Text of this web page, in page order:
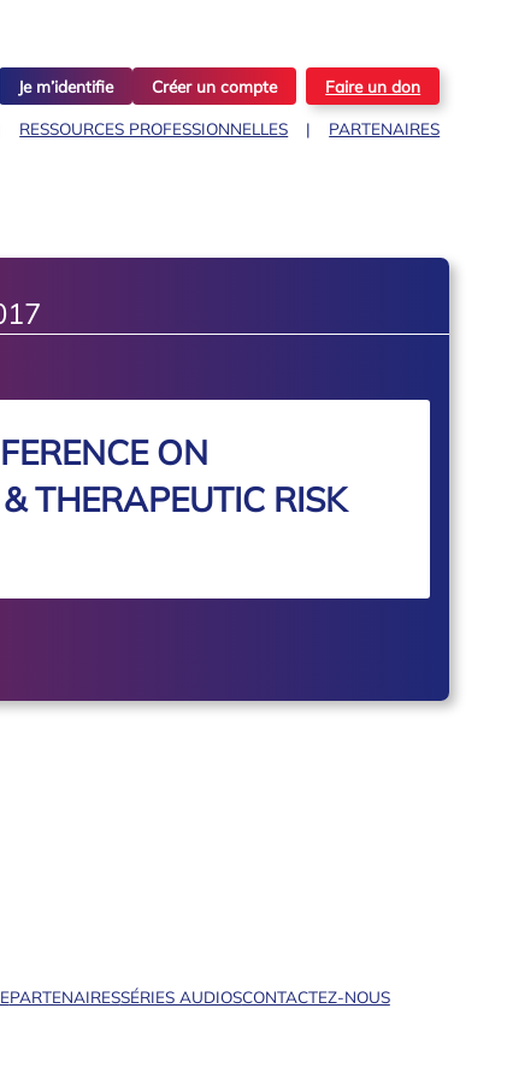
Je m’identifie Créer un compte Faire un don
RESSOURCES PROFESSIONNELLES PARTENAIRES
ON
THERAPEUTIC RISK
PARTENAIRESSÉRIES AUDIOSCONTACTEZ-NOUS